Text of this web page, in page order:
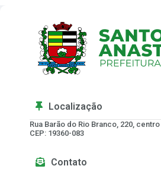
Localização
Rua Barão do Rio Branco, 220, centro
CEP: 19360-083
Contato